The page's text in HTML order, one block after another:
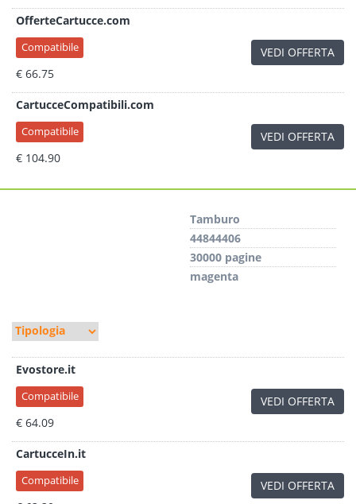
OfferteCartucce.com
Compatibile
€ 66.75
VEDI OFFERTA
CartucceCompatibili.com
Compatibile
€ 104.90
VEDI OFFERTA
Tamburo
44844406
30000 pagine
magenta
Evostore.it
Compatibile
€ 64.09
VEDI OFFERTA
CartucceIn.it
Compatibile VEDI OFFERTA